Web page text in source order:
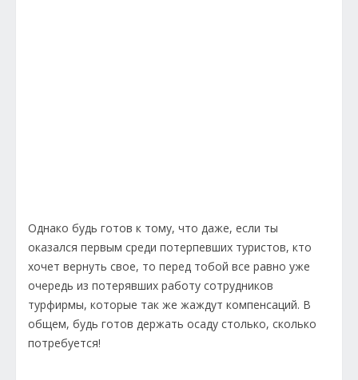
Однако будь готов к тому, что даже, если ты
оказался первым среди потерпевших туристов, кто
хочет вернуть свое, то перед тобой все равно уже
очередь из потерявших работу сотрудников
турфирмы, которые так же жаждут компенсаций. В
общем, будь готов держать осаду столько, сколько
потребуется!